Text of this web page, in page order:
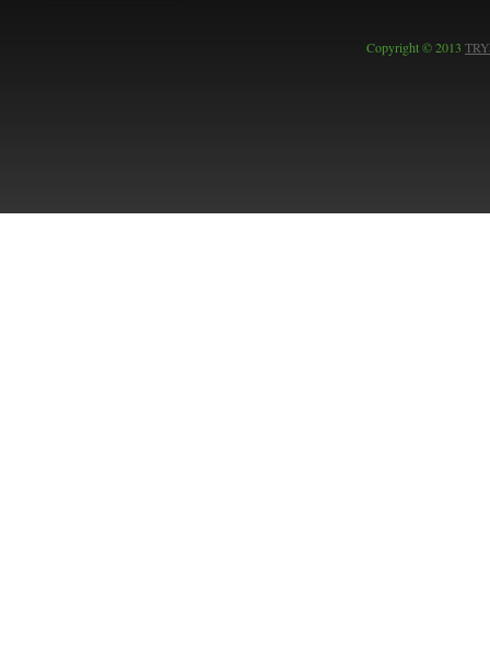
Copyright © 2013